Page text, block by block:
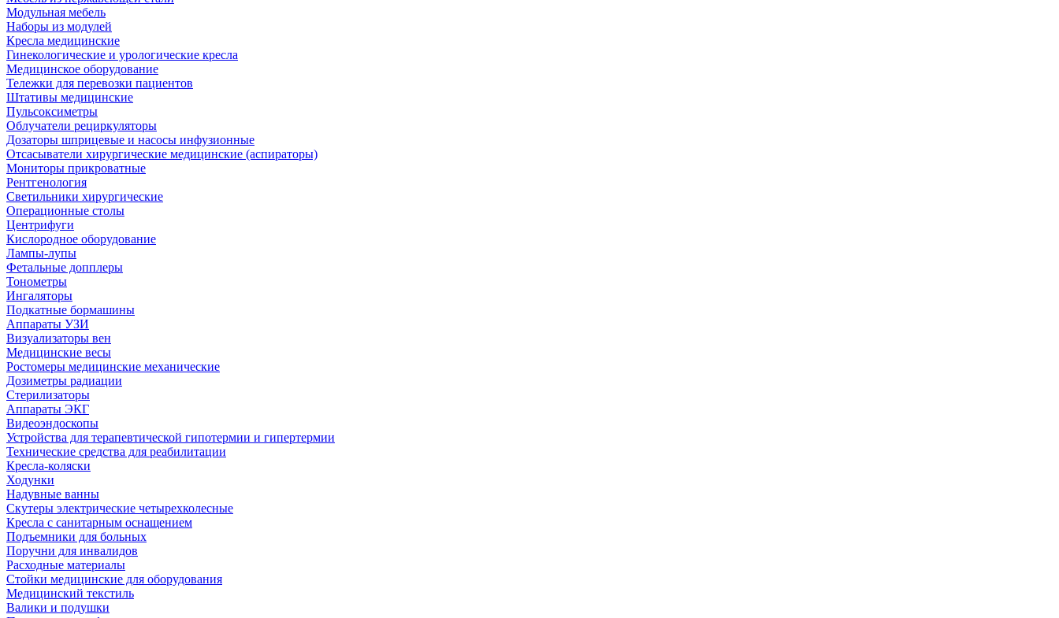
Модульная мебель
Наборы из модулей
Кресла медицинские
Гинекологические и урологические кресла
Медицинское оборудование
Тележки для перевозки пациентов
Штативы медицинские
Пульсоксиметры
Облучатели рециркуляторы
Дозаторы шприцевые и насосы инфузионные
Отсасыватели хирургические медицинские (аспираторы)
Мониторы прикроватные
Рентгенология
Светильники хирургические
Операционные столы
Центрифуги
Кислородное оборудование
Лампы-лупы
Фетальные допплеры
Тонометры
Ингаляторы
Подкатные бормашины
Аппараты УЗИ
Визуализаторы вен
Медицинские весы
Ростомеры медицинские механические
Дозиметры радиации
Стерилизаторы
Аппараты ЭКГ
Видеоэндоскопы
Устройства для терапевтической гипотермии и гипертермии
Технические средства для реабилитации
Кресла-коляски
Ходунки
Надувные ванны
Скутеры электрические четырехколесные
Кресла с санитарным оснащением
Подъемники для больных
Поручни для инвалидов
Расходные материалы
Стойки медицинские для оборудования
Медицинский текстиль
Валики и подушки